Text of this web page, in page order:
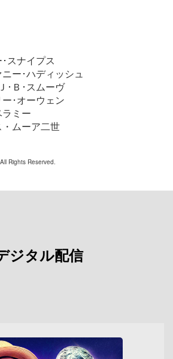
･スナイプス
ニー･ハディッシュ
Ｊ･Ｂ･スムーヴ
ー･オーウェン
ラミー
・ムーア二世
Rights Reserved.
ジタル配信